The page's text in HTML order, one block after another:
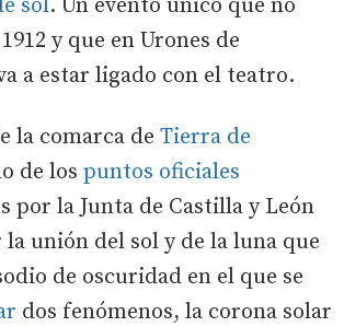
sol. Un evento único que no
y que en Urones de
a estar ligado con el teatro.
la comarca de Tierra de
de los puntos oficiales
por la Junta de Castilla y León
unión del sol y de la luna que
de oscuridad en el que se
dos fenómenos, la corona solar